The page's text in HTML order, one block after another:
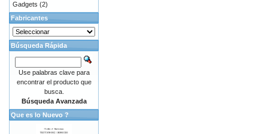
Gadgets (2)
Fabricantes
Búsqueda Rápida
Use palabras clave para
encontrar el producto que
busca.
Búsqueda Avanzada
Que es lo Nuevo ?